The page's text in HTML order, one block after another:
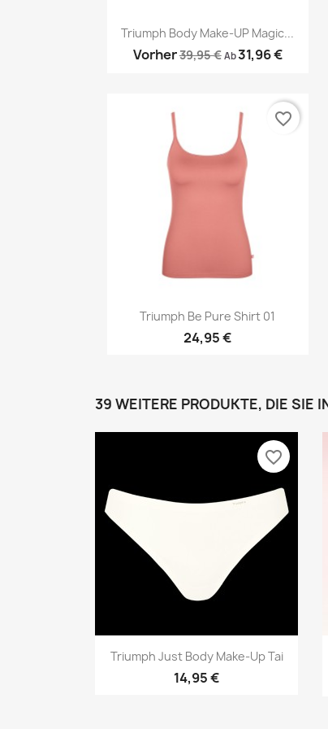
Vorschau
Triumph Body Make-UP Magic...
Vorher39,95 € Ab31,96 €
 Vorschau
Triumph Be Pure Shirt 01
24,95 €
favorite_border
39 WEITERE PRODUKTE, DIE SIE
Vorschau
Triumph Just Body Make-Up Tai
14,95 €
favorite_border